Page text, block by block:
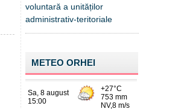
voluntară a unităților
administrativ-teritoriale
METEO ORHEI